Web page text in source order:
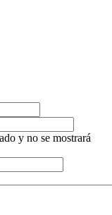
y no se mostrará